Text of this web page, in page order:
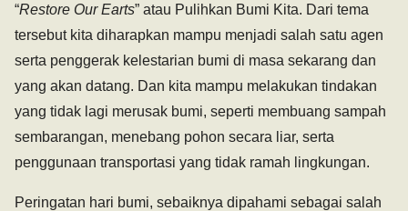
“Restore Our Earts” atau Pulihkan Bumi Kita. Dari tema
tersebut kita diharapkan mampu menjadi salah satu agen
serta penggerak kelestarian bumi di masa sekarang dan
yang akan datang. Dan kita mampu melakukan tindakan
yang tidak lagi merusak bumi, seperti membuang sampah
sembarangan, menebang pohon secara liar, serta
penggunaan transportasi yang tidak ramah lingkungan.
Peringatan hari bumi, sebaiknya dipahami sebagai salah